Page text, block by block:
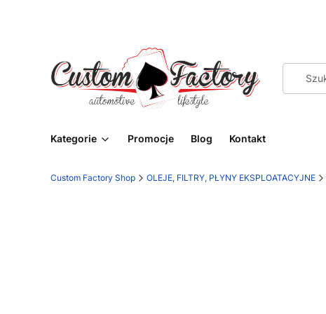
Kategorie Promocje Blog Kontakt
Custom Factory Shop OLEJE, FILTRY, PŁYNY EKSPLOATACYJNE